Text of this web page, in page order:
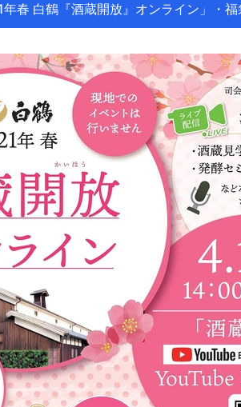
年春 白鶴『酒蔵開放』オンライン」・